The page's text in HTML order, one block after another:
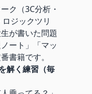
ク（3C分析・
ジックツリ
が書いた問題
ート」「マッ
書籍です。
解く練習（毎